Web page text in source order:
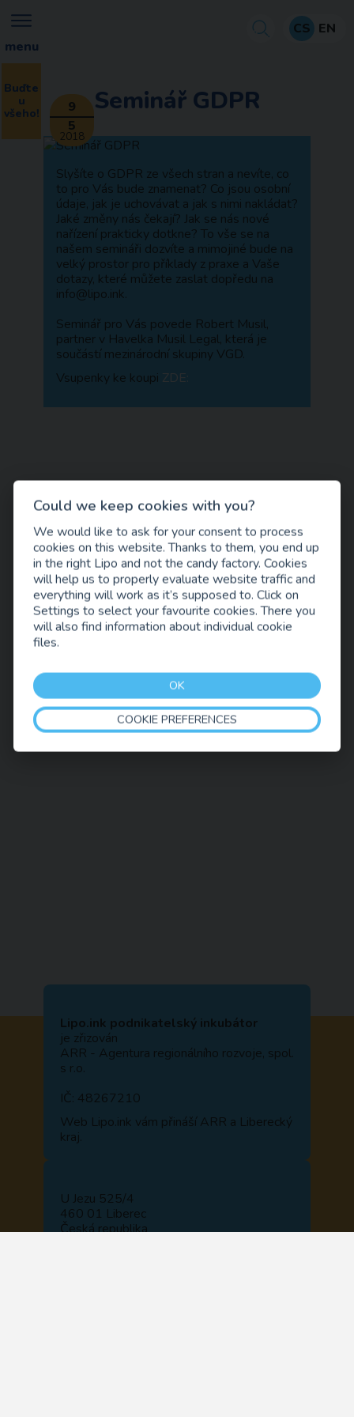
menu
Buďte
u
všeho!
CS EN
Seminář GDPR
9
5
2018
Slyšíte o GDPR ze všech stran a nevíte, co
to pro Vás bude znamenat? Co jsou osobní
údaje, jak je uchovávat a jak s nimi nakládat?
Jaké změny nás čekají? Jak se nás nové
nařízení prakticky dotkne? To vše se na
našem semináři dozvíte a mimojiné bude na
velký prostor pro příklady z praxe a Vaše
dotazy, které můžete zaslat dopředu na
info@lipo.ink.
Seminář pro Vás povede Robert Musil,
partner v Havelka Musil Legal, která je
součástí mezinárodní skupiny VGD.
Vsupenky ke koupi ZDE:
Lipo.ink podnikatelský inkubátor
je zřizován
ARR - Agentura regionálního rozvoje, spol.
s r.o.
IČ: 48267210
Web Lipo.ink vám přináší ARR a Liberecký
kraj.
U Jezu 525/4
460 01 Liberec
Česká republika
Could we keep cookies with you?
We would like to ask for your consent to process
cookies on this website. Thanks to them, you end up
in the right Lipo and not the candy factory. Cookies
will help us to properly evaluate website traffic and
everything will work as it’s supposed to. Click on
Settings to select your favourite cookies. There you
will also find information about individual cookie
files.
OK
COOKIE PREFERENCES